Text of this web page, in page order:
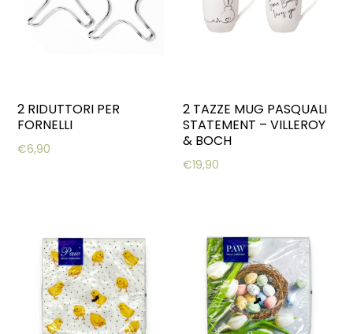
2 RIDUTTORI PER
FORNELLI
€6,90
2 TAZZE MUG PASQUALI
STATEMENT – VILLEROY
& BOCH
€19,90